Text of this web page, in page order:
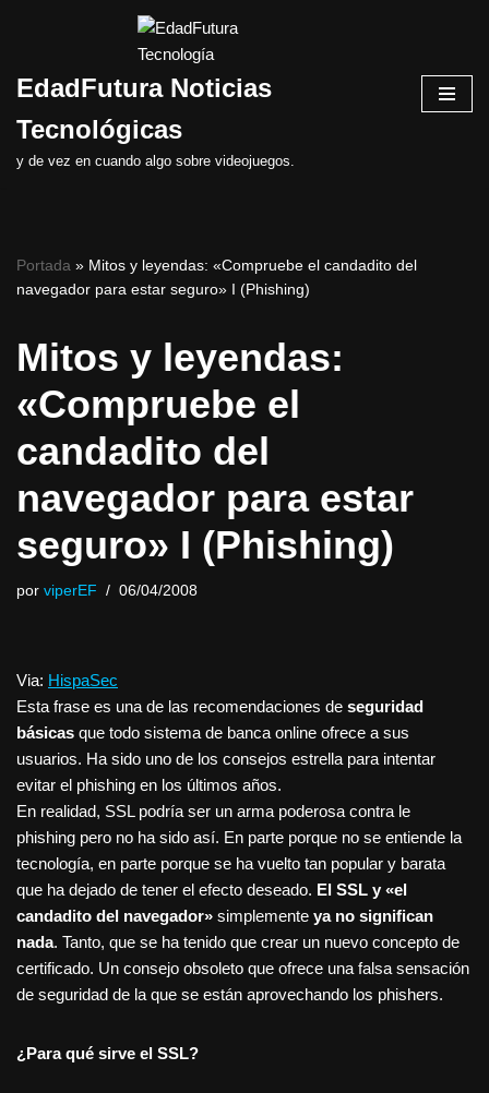
al
EdadFutura Noticias
Tecnológicas
y de vez en cuando algo sobre videojuegos.
Portada » Mitos y leyendas: «Compruebe el candadito del
navegador para estar seguro» I (Phishing)
Mitos y leyendas:
«Compruebe el
candadito del
navegador para estar
seguro» I (Phishing)
por viperEF 06/04/2008
Via: HispaSec
Esta frase es una de las recomendaciones de seguridad
básicas que todo sistema de banca online ofrece a sus
usuarios. Ha sido uno de los consejos estrella para intentar
evitar el phishing en los últimos años.
En realidad, SSL podría ser un arma poderosa contra le
phishing pero no ha sido así. En parte porque no se entiende la
tecnología, en parte porque se ha vuelto tan popular y barata
que ha dejado de tener el efecto deseado. El SSL y «el
candadito del navegador» simplemente ya no significan
nada. Tanto, que se ha tenido que crear un nuevo concepto de
certificado. Un consejo obsoleto que ofrece una falsa sensación
de seguridad de la que se están aprovechando los phishers.
¿Para qué sirve el SSL?